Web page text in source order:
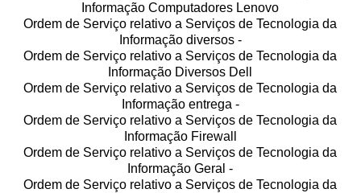
Informação Computadores Lenovo
Ordem de Serviço relativo a Serviços de Tecnologia da
Informação diversos -
Ordem de Serviço relativo a Serviços de Tecnologia da
Informação Diversos Dell
Ordem de Serviço relativo a Serviços de Tecnologia da
Informação entrega -
Ordem de Serviço relativo a Serviços de Tecnologia da
Informação Firewall
Ordem de Serviço relativo a Serviços de Tecnologia da
Informação Geral -
Ordem de Serviço relativo a Serviços de Tecnologia da